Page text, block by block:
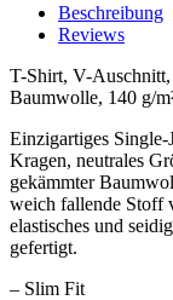
Beschreibung
Reviews
T-Shirt, V-Auschnitt,
Baumwolle, 140 g/
Einzigartiges
Kragen, neutrales
gekämmter
weich fallende Stoff
elastisches und
gefertigt.
– Slim Fit